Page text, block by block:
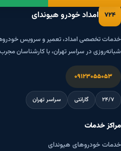
۷۲۴ امداد خودرو هیوندای
خدمات تخصصی امداد، تعمیر و سرویس
شبانه‌روزی در سراسر تهران، با کارشناسان
۰۹۱۲۳۰۵۵۰۵۳
۲۴/۷ گارانتی سراسر تهران
مراکز خدمات
خدمات خودروهای هیوندای